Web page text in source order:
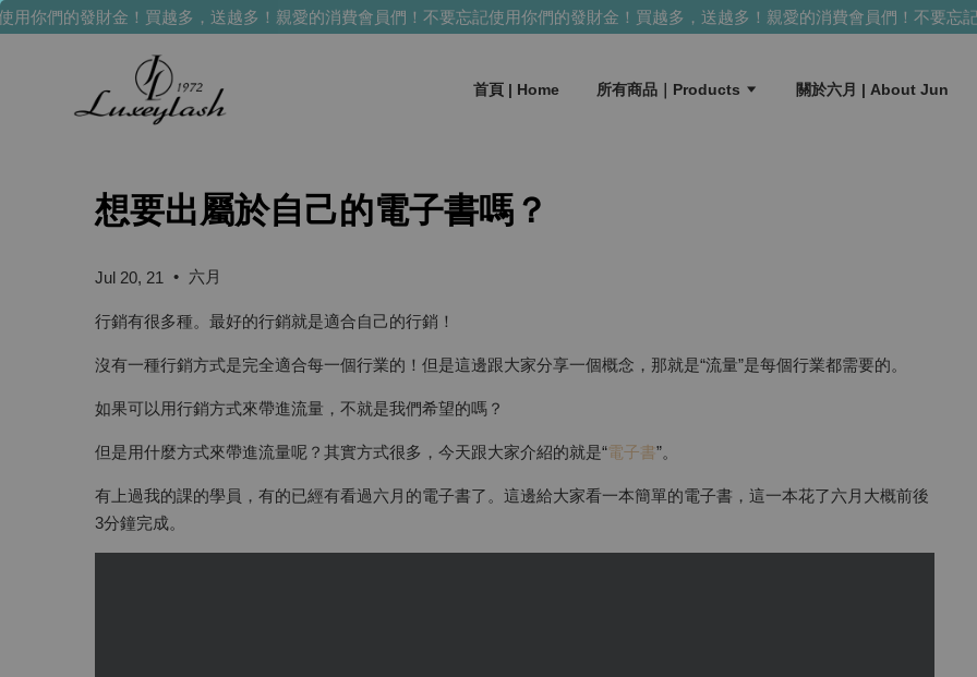
你們的發財金！買越多，送越多！ 親愛的消費會員們！不要忘記使用你們的發財金！買越多，送越多！ 親愛的消費會員們！不要忘記
首頁 | Home 所有商品｜Products 關於六月 | About Jun
想要出屬於自己的電子書嗎？
Jul 20, 21 • 六月
行銷有很多種。最好的行銷就是適合自己的行銷！
沒有一種行銷方式是完全適合每一個行業的！但是這邊跟大家分享一個概念，那就是“流量”是每個行業都需要的。
如果可以用行銷方式來帶進流量，不就是我們希望的嗎？
但是用什麼方式來帶進流量呢？其實方式很多，今天跟大家介紹的就是“電子書”。
有上過我的課的學員，有的已經有看過六月的電子書了。這邊給大家看一本簡單的電子書，這一本花了六月大概前後
3分鐘完成。